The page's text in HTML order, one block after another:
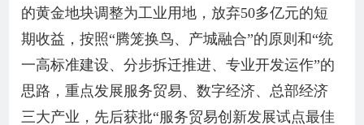
的黄金地块调整为工业用地，放弃50多亿元的短
期收益，按照“腾笼换鸟、产城融合”的原则和“统
一高标准建设、分步拆迁推进、专业开发运作”的
思路，重点发展服务贸易、数字经济、总部经济
三大产业，先后获批“服务贸易创新发展试点最佳